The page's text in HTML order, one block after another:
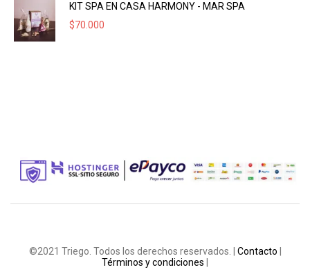
KIT SPA EN CASA HARMONY - MAR SPA
$70.000
©2021 Triego. Todos los derechos reservados. | Contacto
Términos y condiciones